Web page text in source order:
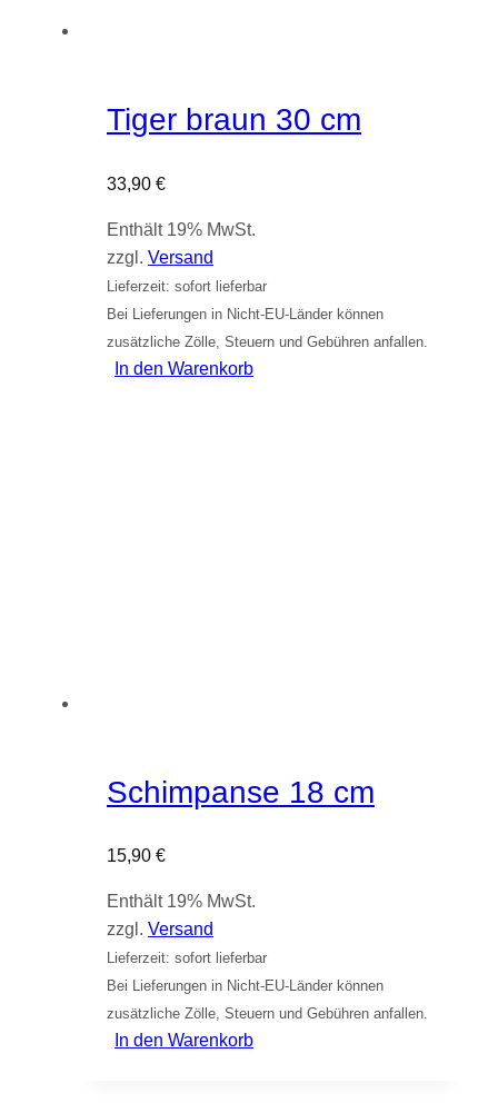
Tiger braun 30 cm
33,90 €
Enthält 19% MwSt.
zzgl. Versand
Lieferzeit: sofort lieferbar
Bei Lieferungen in Nicht-EU-Länder können
zusätzliche Zölle, Steuern und Gebühren anfallen.
In den Warenkorb
Schimpanse 18 cm
15,90 €
Enthält 19% MwSt.
zzgl. Versand
Lieferzeit: sofort lieferbar
Bei Lieferungen in Nicht-EU-Länder können
zusätzliche Zölle, Steuern und Gebühren anfallen.
In den Warenkorb